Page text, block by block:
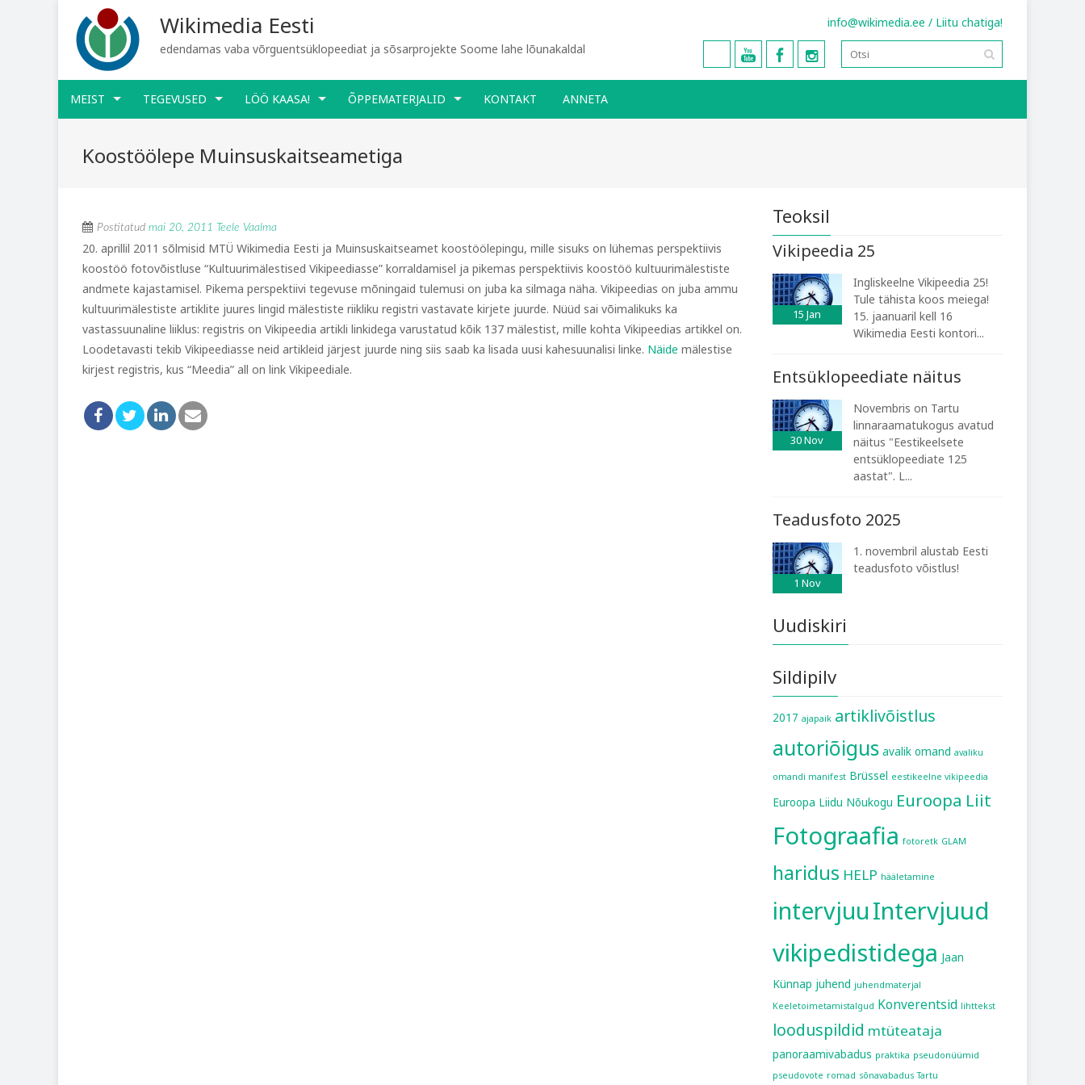
Wikimedia Eesti
edendamas vaba võrguentsüklopeediat ja sõsarprojekte Soome lahe lõunakaldal
info@wikimedia.ee / Liitu chatiga!
MEIST TEGEVUSED LÖÖ KAASA! ÕPPEMATERJALID KONTAKT ANNETA
Koostöölepe Muinsuskaitseametiga
Postitatud mai 20, 2011 Teele Vaalma
20. aprillil 2011 sõlmisid MTÜ Wikimedia Eesti ja Muinsuskaitseamet koostöölepingu, mille sisuks on lühemas perspektiivis
koostöö fotovõistluse “Kultuurimälestised Vikipeediasse” korraldamisel ja pikemas perspektiivis koostöö kultuurimälestiste
andmete kajastamisel. Pikema perspektiivi tegevuse mõningaid tulemusi on juba ka silmaga näha. Vikipeedias on juba ammu
kultuurimälestiste artiklite juures lingid mälestiste riikliku registri vastavate kirjete juurde. Nüüd sai võimalikuks ka
vastassuunaline liiklus: registris on Vikipeedia artikli linkidega varustatud kõik 137 mälestist, mille kohta Vikipeedias artikkel on.
Loodetavasti tekib Vikipeediasse neid artikleid järjest juurde ning siis saab ka lisada uusi kahesuunalisi linke. Näide mälestise
kirjest registris, kus “Meedia” all on link Vikipeediale.
Teoksil
Vikipeedia 25
15 Jan
Ingliskeelne Vikipeedia 25!
Tule tähista koos meiega!
15. jaanuaril kell 16
Wikimedia Eesti kontori...
Entsüklopeediate näitus
30Nov
Novembris on Tartu
linnaraamatukogus avatud
näitus "Eestikeelsete
entsüklopeediate 125
aastat". L...
Teadusfoto 2025
1 Nov
1. novembril alustab Eesti
teadusfoto võistlus!
Uudiskiri
Sildipilv
2017 ajapaik artiklivõistlus
autoriõigus avalik omand avaliku
omandi manifest Brüssel eestikeelne vikipeedia
Euroopa Liidu Nõukogu Euroopa Liit
Fotograafia fotoretk GLAM
haridus HELP hääletamine
intervjuuIntervjuud
vikipedistidega Jaan
Künnap juhend juhendmaterjal
Keeletoimetamistalgud Konverentsid lihttekst
looduspildid mtüteataja
panoraamivabadus praktika pseudonüümid
pseudovote romad sõnavabadus Tartu